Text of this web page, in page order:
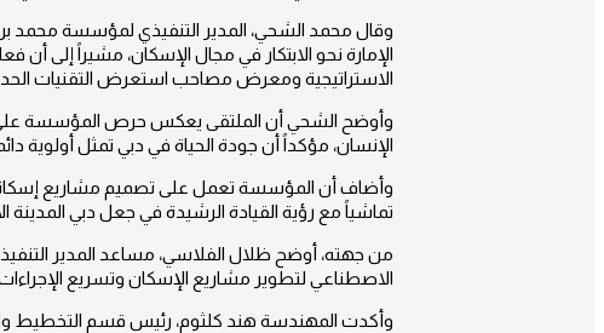
وقال محمد الشحي، المدير التنفيذي لمؤسسة محمد بن
الإمارة نحو الابتكار في مجال الإسكان، مشيراً
الاستراتيجية ومعرض مصاحب استعرض التقنيات
الإنسان، مؤكداً أن جودة الحياة في دبي تمثل أولوية
وأضاف أن المؤسسة تعمل على تصميم مشاريع
تماشياً مع رؤية القيادة الرشيدة في جعل دبي المدينة
الاصطناعي لتطوير مشاريع الإسكان وتسريع
وأكدت المهندسة هند كلثوم، رئيس قسم التخطيط